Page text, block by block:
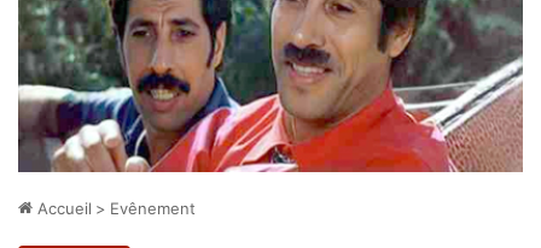
Accueil > Evênement